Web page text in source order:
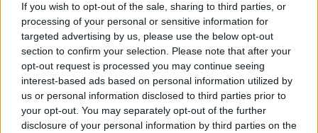
If you wish to opt-out of the sale, sharing to third parties, or
processing of your personal or sensitive information for
targeted advertising by us, please use the below opt-out
section to confirm your selection. Please note that after your
opt-out request is processed you may continue seeing
interest-based ads based on personal information utilized by
us or personal information disclosed to third parties prior to
your opt-out. You may separately opt-out of the further
disclosure of your personal information by third parties on the
Diskusia